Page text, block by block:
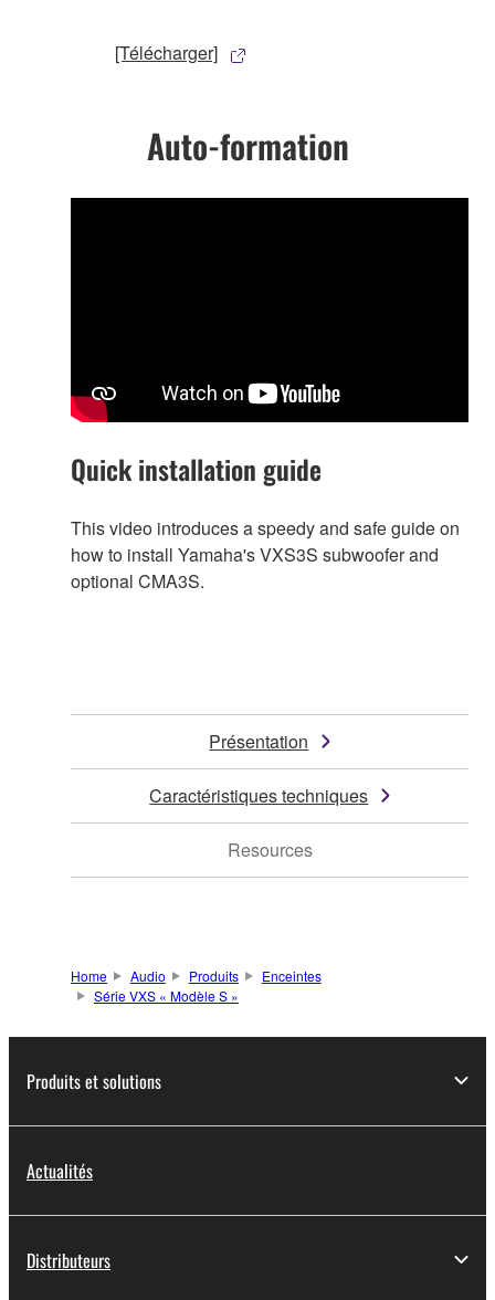
[Télécharger]
Auto-formation
Quick installation guide
This video introduces a speedy and safe guide on
how to install Yamaha's VXS3S subwoofer and
optional CMA3S.
Présentation
Caractéristiques techniques
Resources
Home Audio Produits
Enceintes
Série VXS « Modèle S »
Produits et solutions
Actualités
Distributeurs